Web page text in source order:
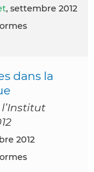
, settembre 2012
dans la
2012